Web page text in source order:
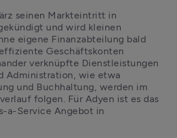
seinen Markteintritt in
und wird kleinen
eigene Finanzabteilung bald
Geschäftskonten
verknüpfte Dienstleistungen
Administration, wie etwa
und Buchhaltung, werden im
folgen. Für Adyen ist es das
a-Service Angebot in